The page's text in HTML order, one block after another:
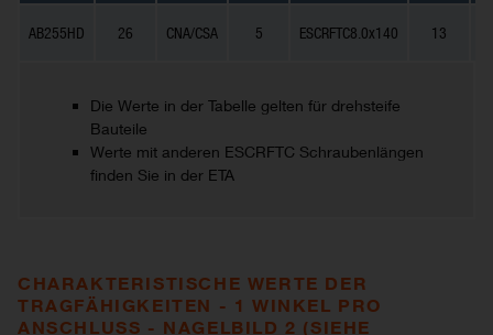
AB255HD 26 CNA/CSA 5 ESCRFTC8.0x140 13
Die Werte in der Tabelle gelten für drehsteife
Bauteile
Werte mit anderen ESCRFTC Schraubenlängen
finden Sie in der ETA
CHARAKTERISTISCHE WERTE DER
TRAGFÄHIGKEITEN - 1 WINKEL PRO
ANSCHLUSS - NAGELBILD 2 (SIEHE